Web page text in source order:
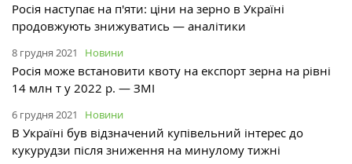
Росія наступає на п'яти: ціни на зерно в Україні
продовжують знижуватись — аналітики
8 грудня 2021 Новини
Росія може встановити квоту на експорт зерна на рівні
14 млн т у 2022 р. — ЗМІ
6 грудня 2021 Новини
В Україні був відзначений купівельний інтерес до
кукурудзи після зниження на минулому тижні